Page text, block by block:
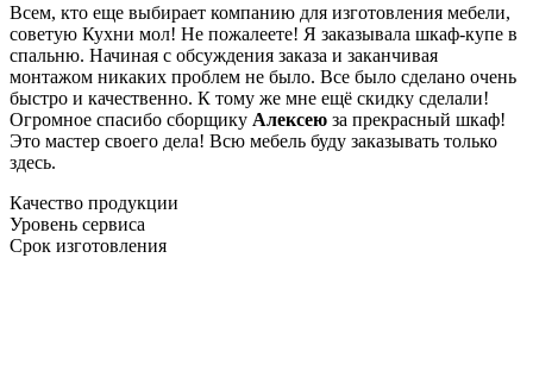
Всем, кто еще выбирает компанию для изготовления мебели,
советую Кухни мол! Не пожалеете! Я заказывала шкаф-купе в
спальню. Начиная с обсуждения заказа и заканчивая
монтажом никаких проблем не было. Все было сделано очень
быстро и качественно. К тому же мне ещё скидку сделали!
Огромное спасибо сборщику Алексею за прекрасный шкаф!
Это мастер своего дела! Всю мебель буду заказывать только
здесь.
Качество продукции
Уровень сервиса
Срок изготовления